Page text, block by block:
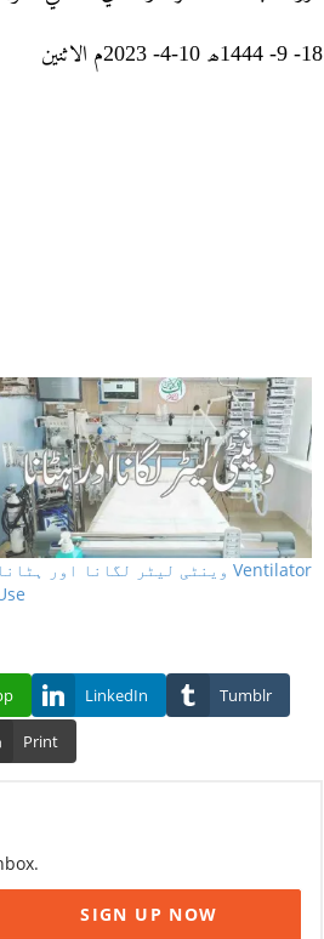
18- 9- 1444ھ 10-4- 2023م الاثنين
وینٹی لیٹر لگانا اور ہٹانا Ventilator
LinkedIn Tumblr
Print